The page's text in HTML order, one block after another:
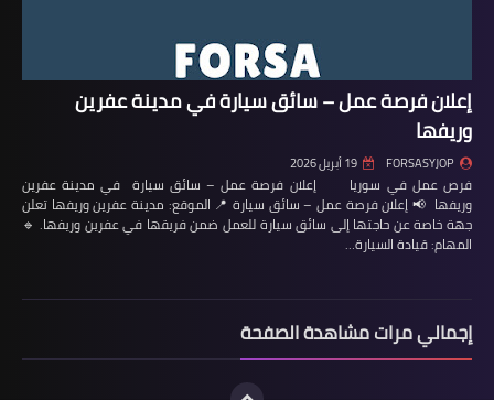
إعلان فرصة عمل – سائق سيارة في مدينة عفرين
وريفها
FORSASYJOP 19 أبريل 2026
فرص عمل في سوريا إعلان فرصة عمل – سائق سيارة في مدينة عفرين
وريفها 📢 إعلان فرصة عمل – سائق سيارة 📍 الموقع: مدينة عفرين وريفها تعلن
جهة خاصة عن حاجتها إلى سائق سيارة للعمل ضمن فريقها في عفرين وريفها. 🔹
المهام: قيادة السيارة…
إجمالي مرات مشاهدة الصفحة